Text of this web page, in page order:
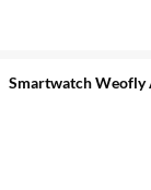
Smartwatch Weofly